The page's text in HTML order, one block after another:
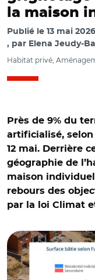
la maison
Publié le 13 mai 2026
par Elena Jeudy-
Habitat privé,
Près de 9% du
artificialisé, selon
12 mai. Derrière
géographie de
maison
rebours des
par la loi Climat